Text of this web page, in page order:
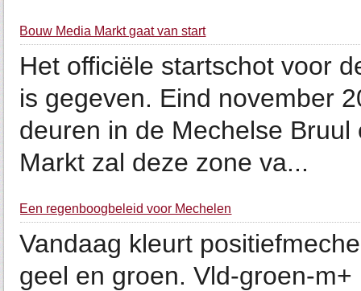
Bouw Media Markt gaat van start
Het officiële startschot voor
is gegeven. Eind november
deuren in de Mechelse
Markt zal deze zone va...
Een regenboogbeleid voor Mechelen
Vandaag kleurt
geel en groen. Vld-groen-